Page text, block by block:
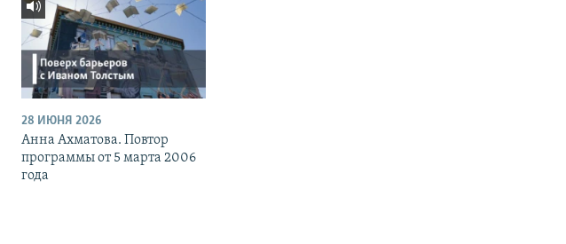
28 ИЮНЯ 2026
Анна Ахматова. Повтор
программы от 5 марта 2006
года